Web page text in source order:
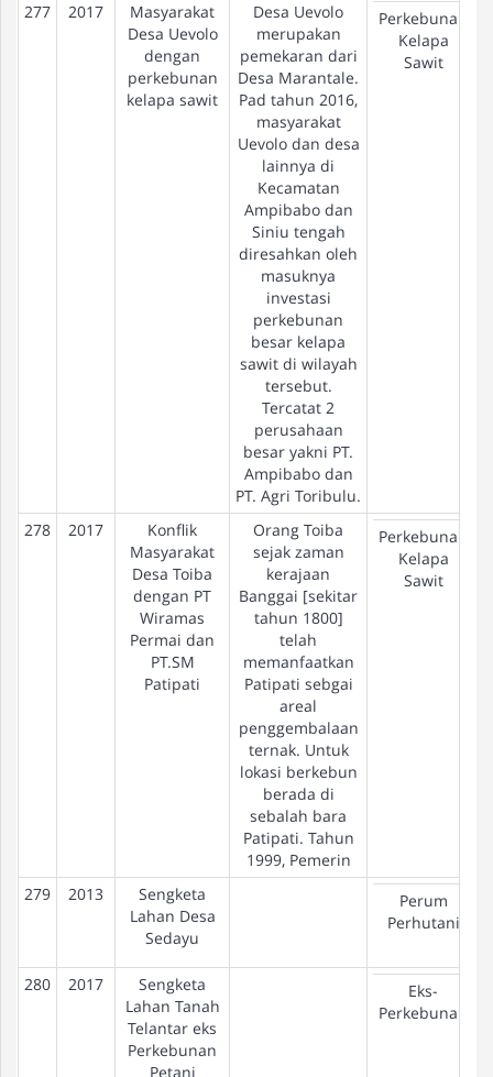
277 2017
Masyarakat
Desa Uevolo
dengan
perkebunan
kelapa sawit
Desa Uevolo
merupakan
pemekaran dari
Desa Marantale.
Pad tahun 2016,
masyarakat
Uevolo dan desa
lainnya di
Kecamatan
Ampibabo dan
Siniu tengah
diresahkan oleh
masuknya
investasi
perkebunan
besar kelapa
sawit di wilayah
tersebut.
Tercatat 2
perusahaan
besar yakni PT.
Ampibabo dan
PT. Agri Toribulu.
Perkebunan
Kelapa
Sawit
278 2017
Konflik
Masyarakat
Desa Toiba
dengan PT
Wiramas
Permai dan
PT.SM
Patipati
Orang Toiba
sejak zaman
kerajaan
Banggai [sekitar
tahun 1800]
telah
memanfaatkan
Patipati sebgai
areal
penggembalaan
ternak. Untuk
lokasi berkebun
berada di
sebalah bara
Patipati. Tahun
1999, Pemerin
Perkebunan
Kelapa
Sawit
279 2013
Sengketa
Lahan Desa
Sedayu
Perum
Perhutani
280 2017
Sengketa
Lahan Tanah
Telantar eks
Perkebunan
Petani
Eks-
Perkebunan